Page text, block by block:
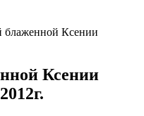
блаженной Ксении
Ксении